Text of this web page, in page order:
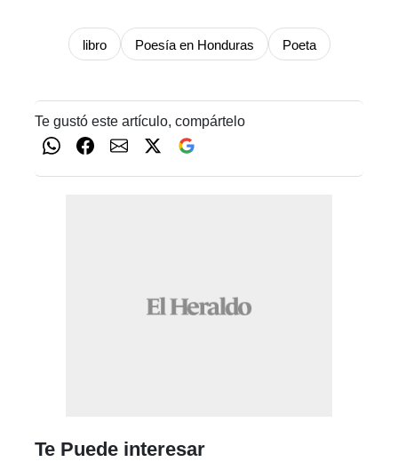
libro Poesía en Honduras Poeta
Te gustó este artículo, compártelo
Te Puede interesar